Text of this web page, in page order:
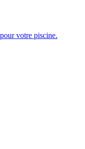
votre piscine.